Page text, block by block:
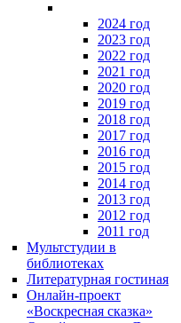
2024 год
2023 год
2022 год
2021 год
2020 год
2019 год
2018 год
2017 год
2016 год
2015 год
2014 год
2013 год
2012 год
2011 год
Мультстудии в
библиотеках
Литературная гостиная
Онлайн-проект
«Воскресная сказка»